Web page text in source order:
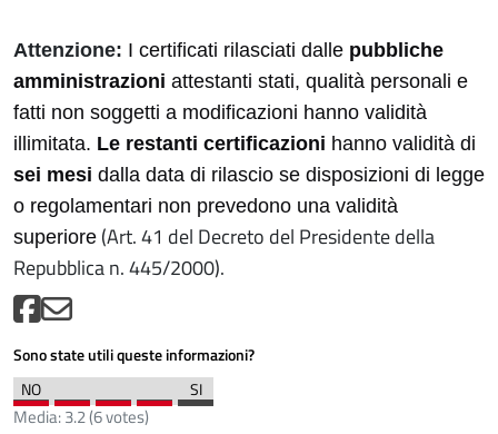
Attenzione: I certificati rilasciati dalle pubbliche
amministrazioni attestanti stati, qualità personali e
fatti non soggetti a modificazioni hanno validità
illimitata. Le restanti certificazioni hanno validità di
sei mesi dalla data di rilascio se disposizioni di legge
o regolamentari non prevedono una validità
superiore (Art. 41 del Decreto del Presidente della
Repubblica n. 445/2000).
Sono state utili queste informazioni?
Media:3.2(6votes)